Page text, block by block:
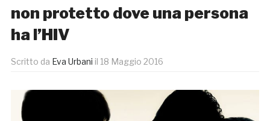
non protetto dove una persona
ha l’HIV
Scritto da Eva Urbani il 18 Maggio 2016